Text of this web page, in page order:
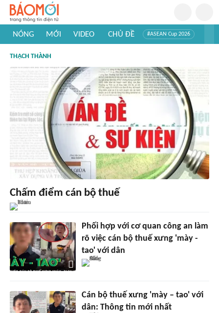
NÓNG MỚI VIDEO CHỦ ĐỀ #ASEAN Cup 2026
#Khám phá thế giới
THẠCH THÀNH
Chấm điểm cán bộ thuế
Phối hợp với cơ quan công an làm
rõ việc cán bộ thuế xưng 'mày -
tao' với dân
Cán bộ thuế xưng 'mày – tao' với
dân: Thông tin mới nhất